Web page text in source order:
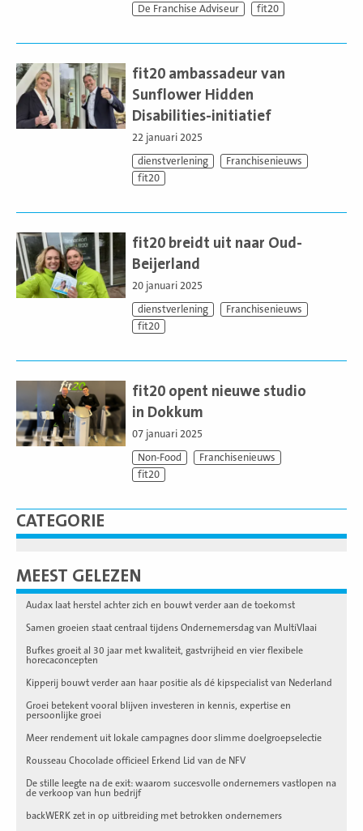
CATEGORIE
MEEST GELEZEN
Audax laat herstel achter zich en bouwt verder aan de toekomst
Samen groeien staat centraal tijdens Ondernemersdag van MultiVlaai
Bufkes groeit al 30 jaar met kwaliteit, gastvrijheid en vier flexibele
horecaconcepten
Kipperij bouwt verder aan haar positie als dé kipspecialist van Nederland
Groei betekent vooral blijven investeren in kennis, expertise en
persoonlijke groei
Meer rendement uit lokale campagnes door slimme doelgroepselectie
Rousseau Chocolade officieel Erkend Lid van de NFV
De stille leegte na de exit: waarom succesvolle ondernemers vastlopen na
de verkoop van hun bedrijf
backWERK zet in op uitbreiding met betrokken ondernemers
De Franchise Adviseur
fit20
meer
fit20 ambassadeur van
Sunflower Hidden
Disabilities-initiatief
22 januari 2025
dienstverlening
Franchisenieuws
fit20
meer
fit20 breidt uit naar Oud-
Beijerland
20 januari 2025
dienstverlening
Franchisenieuws
fit20
fit20 opent nieuwe studio
in Dokkum
07 januari 2025
Non-Food
Franchisenieuws
fit20